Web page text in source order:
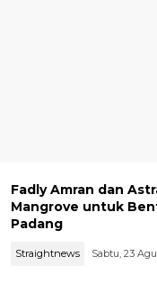
Fadly Amran dan
Mangrove untuk
Padang
Straightnews Sabtu, 23